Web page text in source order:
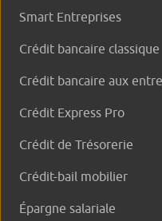
Smart Entreprises
Crédit bancaire classique
Crédit bancaire aux
Crédit Express Pro
Crédit de Trésorerie
Crédit-bail mobilier
Épargne salariale